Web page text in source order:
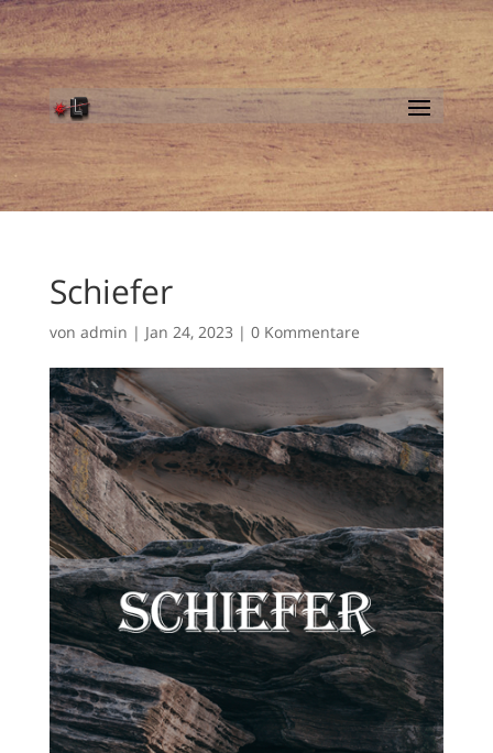
Schiefer
von admin | Jan 24, 2023 | 0 Kommentare